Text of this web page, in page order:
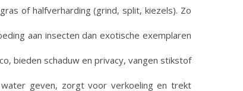
of halfverharding (grind, split, kiezels). Zo
aan insecten dan exotische exemplaren
bieden schaduw en privacy, vangen stikstof
geven, zorgt voor verkoeling en trekt